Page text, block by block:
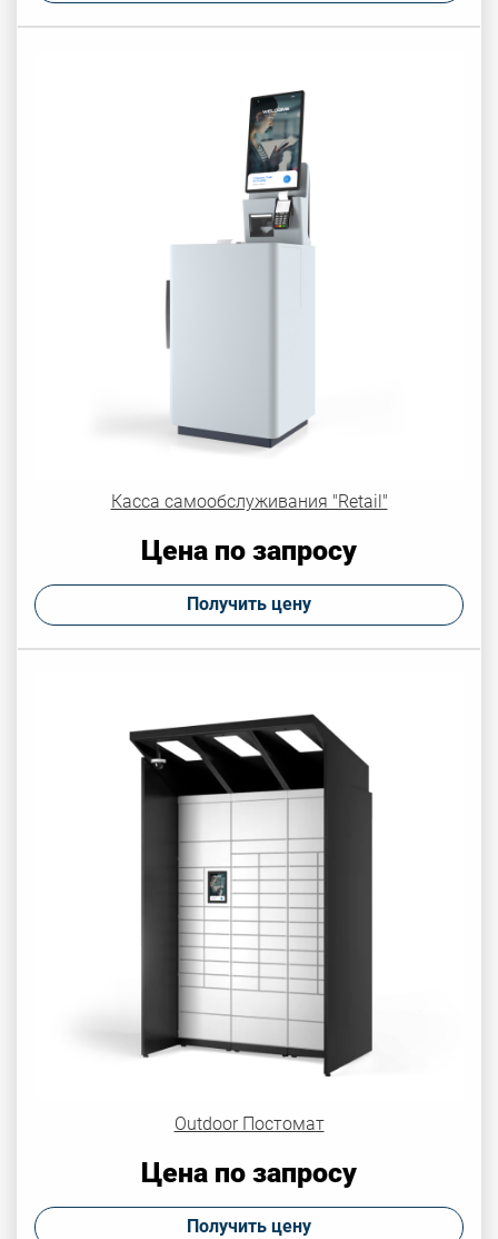
Касса самообслуживания "Retail"
Цена по запросу
Получить цену
Outdoor Постомат
Цена по запросу
Получить цену